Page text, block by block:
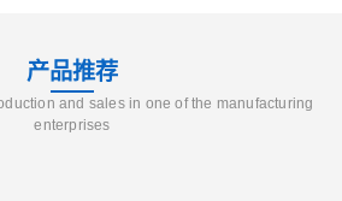
产品推荐
and sales in one of the manufacturing
enterprises